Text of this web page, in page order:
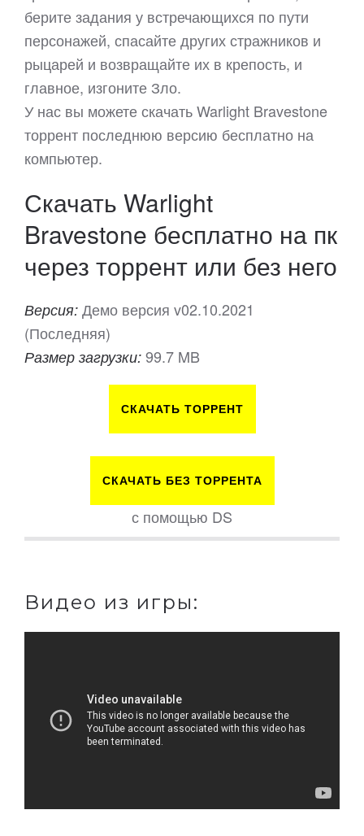
берите задания у встречающихся по пути
персонажей, спасайте других стражников и
рыцарей и возвращайте их в крепость, и
главное, изгоните Зло.
У нас вы можете скачать Warlight Bravestone
торрент последнюю версию бесплатно на
компьютер.
Скачать Warlight
Bravestone бесплатно на пк
через торрент или без него
Версия: Демо версия v02.10.2021
(Последняя)
Размер загрузки: 99.7 MB
СКАЧАТЬ ТОРРЕНТ
СКАЧАТЬ БЕЗ ТОРРЕНТА
с помощью DS
Видео из игры: